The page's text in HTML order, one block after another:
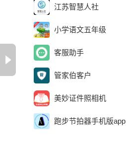
江苏智慧人社
小学语文五年级
客服助手
管家伯客户
美妙证件照相机
跑步节拍器手机版app